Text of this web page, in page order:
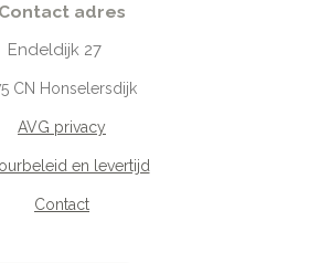
Contact adres
Endeldijk 27
CN Honselersdijk
AVG privacy
en levertijd
Contact